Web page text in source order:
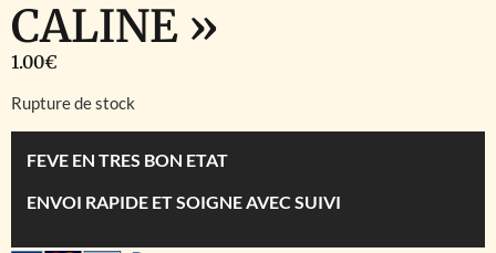
CALINE »
1.00€
Rupture de stock
FEVE EN TRES BON ETAT
ENVOI RAPIDE ET SOIGNE AVEC SUIVI